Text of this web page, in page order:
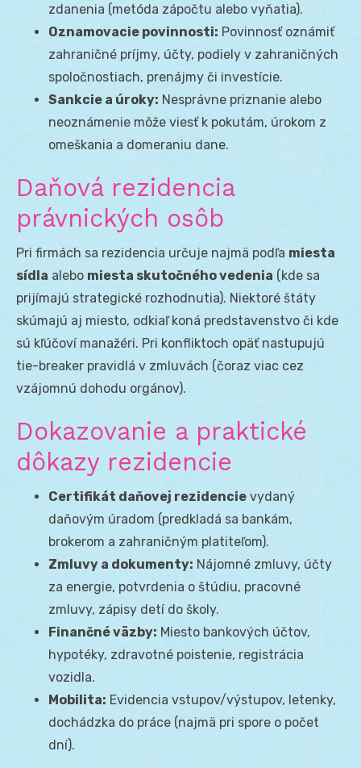
zdanenia (metóda zápočtu alebo vyňatia).
Oznamovacie povinnosti: Povinnosť oznámiť
zahraničné príjmy, účty, podiely v zahraničných
spoločnostiach, prenájmy či investície.
Sankcie a úroky: Nesprávne priznanie alebo
neoznámenie môže viesť k pokutám, úrokom z
omeškania a domeraniu dane.
Daňová rezidencia
právnických osôb
Pri firmách sa rezidencia určuje najmä podľa miesta
sídla alebo miesta skutočného vedenia (kde sa
prijímajú strategické rozhodnutia). Niektoré štáty
skúmajú aj miesto, odkiaľ koná predstavenstvo či kde
sú kľúčoví manažéri. Pri konfliktoch opäť nastupujú
tie-breaker pravidlá v zmluvách (čoraz viac cez
vzájomnú dohodu orgánov).
Dokazovanie a praktické
dôkazy rezidencie
Certifikát daňovej rezidencie vydaný
daňovým úradom (predkladá sa bankám,
brokerom a zahraničným platiteľom).
Zmluvy a dokumenty: Nájomné zmluvy, účty
za energie, potvrdenia o štúdiu, pracovné
zmluvy, zápisy detí do školy.
Finančné väzby: Miesto bankových účtov,
hypotéky, zdravotné poistenie, registrácia
vozidla.
Mobilita: Evidencia vstupov/výstupov, letenky,
dochádzka do práce (najmä pri spore o počet
dní).